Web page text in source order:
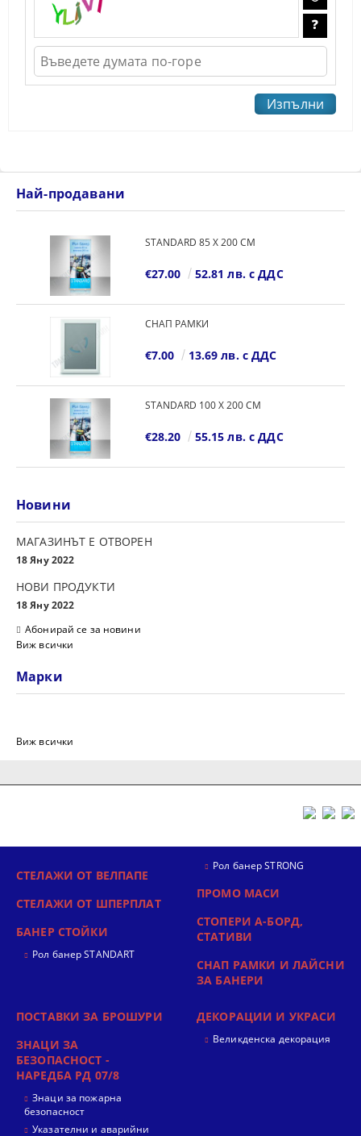
Най-продавани
STANDARD 85 Х 200 СМ
€27.00 52.81 лв. с ДДС
СНАП РАМКИ
€7.00 13.69 лв. с ДДС
STANDARD 100 Х 200 СМ
€28.20 55.15 лв. с ДДС
Новини
МАГАЗИНЪТ Е ОТВОРЕН
18 Яну 2022
НОВИ ПРОДУКТИ
18 Яну 2022
Абонирай се за новини
Виж всички
Марки
Виж всички
СТЕЛАЖИ ОТ ВЕЛПАПЕ
СТЕЛАЖИ ОТ ШПЕРПЛАТ
БАНЕР СТОЙКИ
Рол банер STANDART
Рол банер STRONG
ПРОМО МАСИ
СТОПЕРИ А-БОРД,
СТАТИВИ
СНАП РАМКИ И ЛАЙСНИ
ЗА БАНЕРИ
ПОСТАВКИ ЗА БРОШУРИ
ЗНАЦИ ЗА
БЕЗОПАСНОСТ -
НАРЕДБА РД 07/8
Знаци за пожарна
безопасност
Указателни и аварийни
ДЕКОРАЦИИ И УКРАСИ
Великденска декорация